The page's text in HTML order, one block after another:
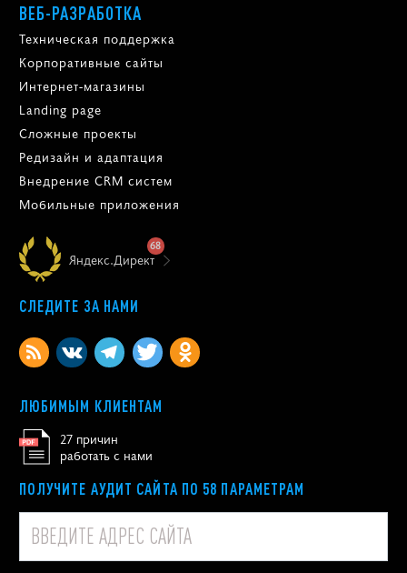
ВЕБ-РАЗРАБОТКА
Техническая поддержка
Корпоративные сайты
Интернет-магазины
Landing page
Сложные проекты
Редизайн и адаптация
Внедрение CRM систем
Мобильные приложения
Яндекс.Директ
68
СЛЕДИТЕ ЗА НАМИ
ЛЮБИМЫМ КЛИЕНТАМ
27 причин
работать с нами
ПОЛУЧИТЕ АУДИТ САЙТА ПО 58 ПАРАМЕТРАМ